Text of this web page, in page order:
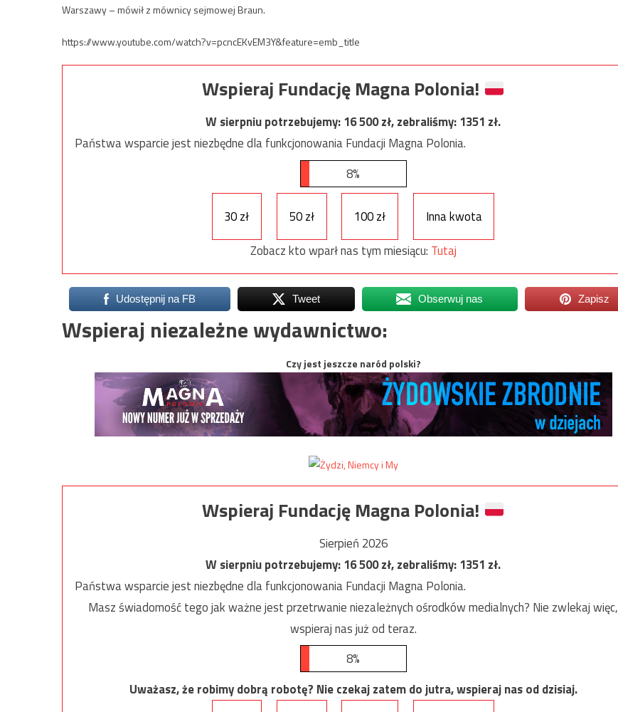
Warszawy – mówił z mównicy sejmowej Braun.
https://www.youtube.com/watch?v=pcncEKvEM3Y&feature=emb_title
Wspieraj Fundację Magna Polonia!
W sierpniu potrzebujemy:16 500zł, zebraliśmy:1351 zł.
Państwa wsparcie jest niezbędne dla funkcjonowania Fundacji Magna Polonia.
8%
30 zł 50 zł 100 zł
Inna kwota
Zobacz kto wparł nas tym miesiącu: Tutaj
Udostępnij na FB Tweet Obserwuj nas Zapisz
Wspieraj niezależne wydawnictwo:
Czy jest jeszcze naród polski?
Wspieraj Fundację Magna Polonia!
Sierpień 2026
W sierpniu potrzebujemy:16 500zł, zebraliśmy:1351 zł.
Państwa wsparcie jest niezbędne dla funkcjonowania Fundacji Magna Polonia.
Masz świadomość tego jak ważne jest przetrwanie niezależnych ośrodków medialnych? Nie zwlekaj więc,
wspieraj nas już od teraz.
8%
Uważasz, że robimy dobrą robotę? Nie czekaj zatem do jutra, wspieraj nas od dzisiaj.